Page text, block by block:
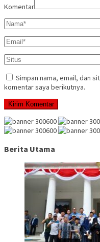
Komentar
Simpan nama, email, dan
komentar saya berikutnya.
Berita Utama